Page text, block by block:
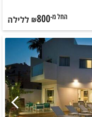
החל מ-₪800 ללילה